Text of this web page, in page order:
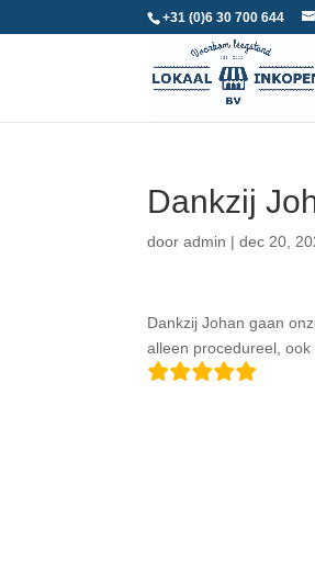
+31 (0)6 30 700 644
Dankzij
dooradmin |dec 20,
Dankzij Johan gaan
alleen procedureel,